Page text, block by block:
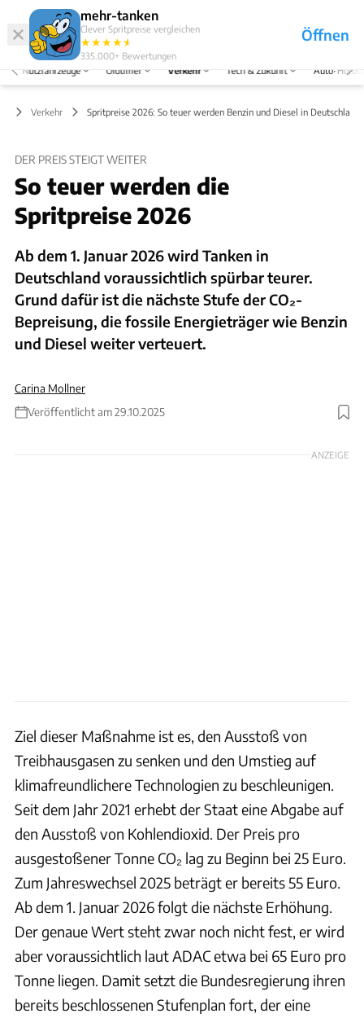
mehr-tanken
Clever Spritpreise vergleichen
★★★★★
★
335.000+ Bewertungen
Öffnen
Abo
Menü
Nutzfahrzeuge Oldtimer Verkehr Tech & Zukunft Auto-
Verkehr Spritpreise 2026: So teuer werden Benzin und Diesel in Deutschland
DER PREIS STEIGT WEITER
So teuer werden die
Spritpreise 2026
Ab dem 1. Januar 2026 wird Tanken in
Deutschland voraussichtlich spürbar teurer.
Grund dafür ist die nächste Stufe der CO₂-
Bepreisung, die fossile Energieträger wie Benzin
und Diesel weiter verteuert.
Carina Mollner
Veröffentlicht am 29.10.2025
Foto: C. Maintz
ANZEIGE
Ziel dieser Maßnahme ist es, den Ausstoß von
Treibhausgasen zu senken und den Umstieg auf
klimafreundlichere Technologien zu beschleunigen.
Seit dem Jahr 2021 erhebt der Staat eine Abgabe auf
den Ausstoß von Kohlendioxid. Der Preis pro
ausgestoßener Tonne CO₂ lag zu Beginn bei 25 Euro.
Zum Jahreswechsel 2025 beträgt er bereits 55 Euro.
Ab dem 1. Januar 2026 folgt die nächste Erhöhung.
Der genaue Wert steht zwar noch nicht fest, er wird
aber voraussichtlich laut ADAC etwa bei 65 Euro pro
Tonne liegen. Damit setzt die Bundesregierung ihren
bereits beschlossenen Stufenplan fort, der eine